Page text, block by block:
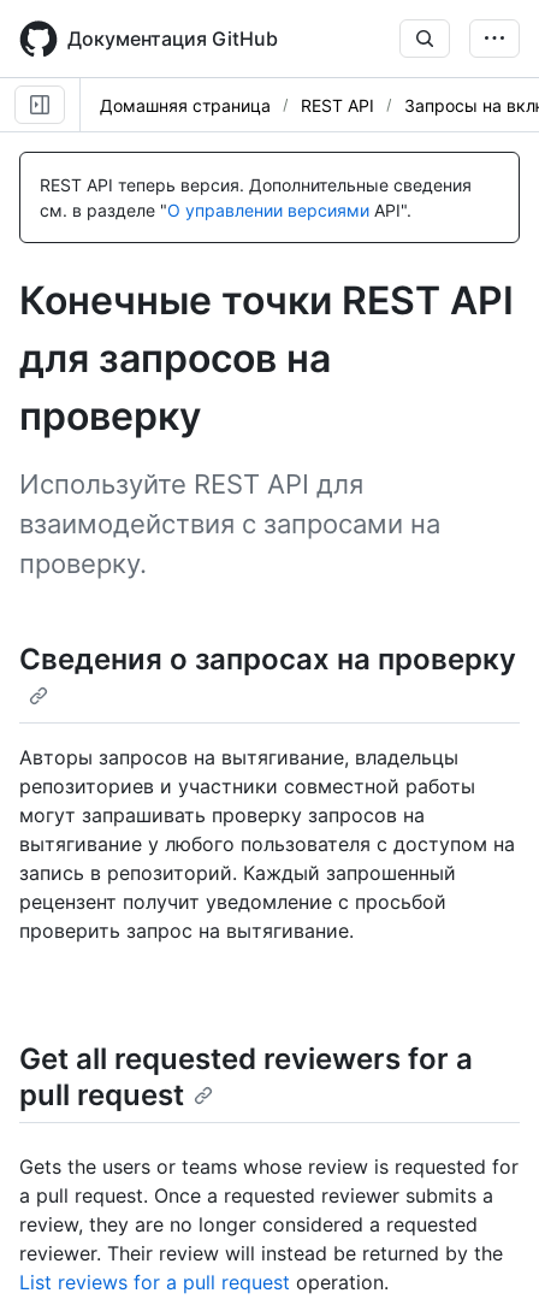
main
content
Документация GitHub
Домашняя страница REST API Запросы на
REST API теперь версия. Дополнительные сведения
см. в разделе "О управлении версиями API".
Конечные точки REST API
для запросов на
проверку
Используйте REST API для
взаимодействия с запросами на
проверку.
Сведения о запросах на проверку
Авторы запросов на вытягивание, владельцы
репозиториев и участники совместной работы
могут запрашивать проверку запросов на
вытягивание у любого пользователя с доступом на
запись в репозиторий. Каждый запрошенный
рецензент получит уведомление с просьбой
проверить запрос на вытягивание.
Get all requested reviewers for a
pull request
Gets the users or teams whose review is requested for
a pull request. Once a requested reviewer submits a
review, they are no longer considered a requested
reviewer. Their review will instead be returned by the
List reviews for a pull request operation.
Имя., Тип,
Description
Имя., Тип,
Description
Имя., Тип,
Description
Имя., Тип,
Description
Имя., Тип,
Description
Имя., Тип,
Description
Имя., Тип,
Description
Имя., Тип,
Description